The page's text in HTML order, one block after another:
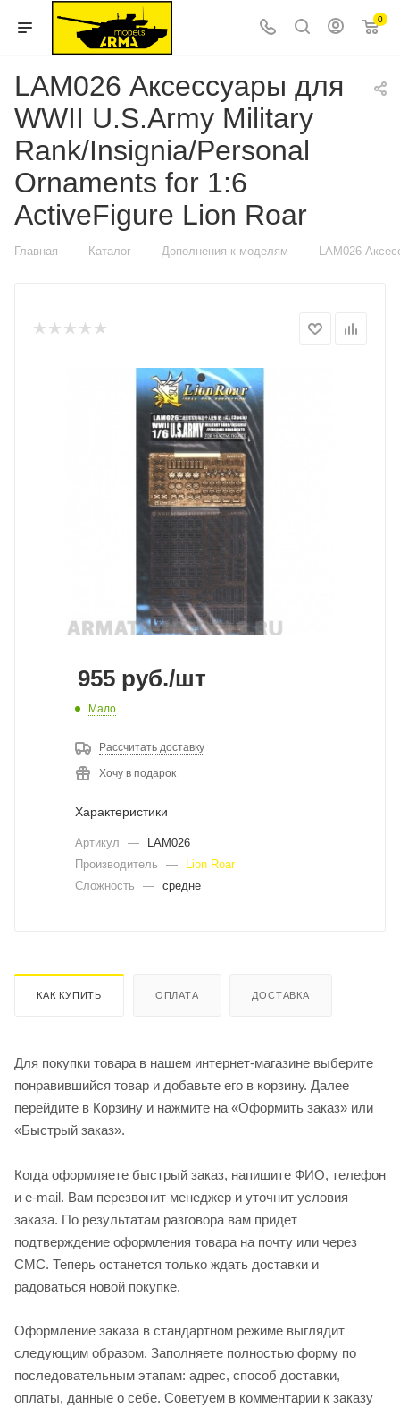
0
LAM026 Аксессуары для
WWII U.S.Army Military
Rank/Insignia/Personal
Ornaments for 1:6
ActiveFigure Lion Roar
Главная — Каталог — Дополнения к моделям — LAM026
955 руб./шт
Мало
Рассчитать доставку
Хочу в подарок
Характеристики
Артикул —
LAM026
Производитель
—
Lion Roar
Сложность
— средне
КАК КУПИТЬ ОПЛАТА ДОСТАВКА
Для покупки товара в нашем интернет-магазине выберите
понравившийся товар и добавьте его в корзину. Далее
перейдите в Корзину и нажмите на «Оформить заказ» или
«Быстрый заказ».
Когда оформляете быстрый заказ, напишите ФИО, телефон
и e-mail. Вам перезвонит менеджер и уточнит условия
заказа. По результатам разговора вам придет
подтверждение оформления товара на почту или через
СМС. Теперь останется только ждать доставки и
радоваться новой покупке.
Оформление заказа в стандартном режиме выглядит
следующим образом. Заполняете полностью форму по
последовательным этапам: адрес, способ доставки,
оплаты, данные о себе. Советуем в комментарии к заказу